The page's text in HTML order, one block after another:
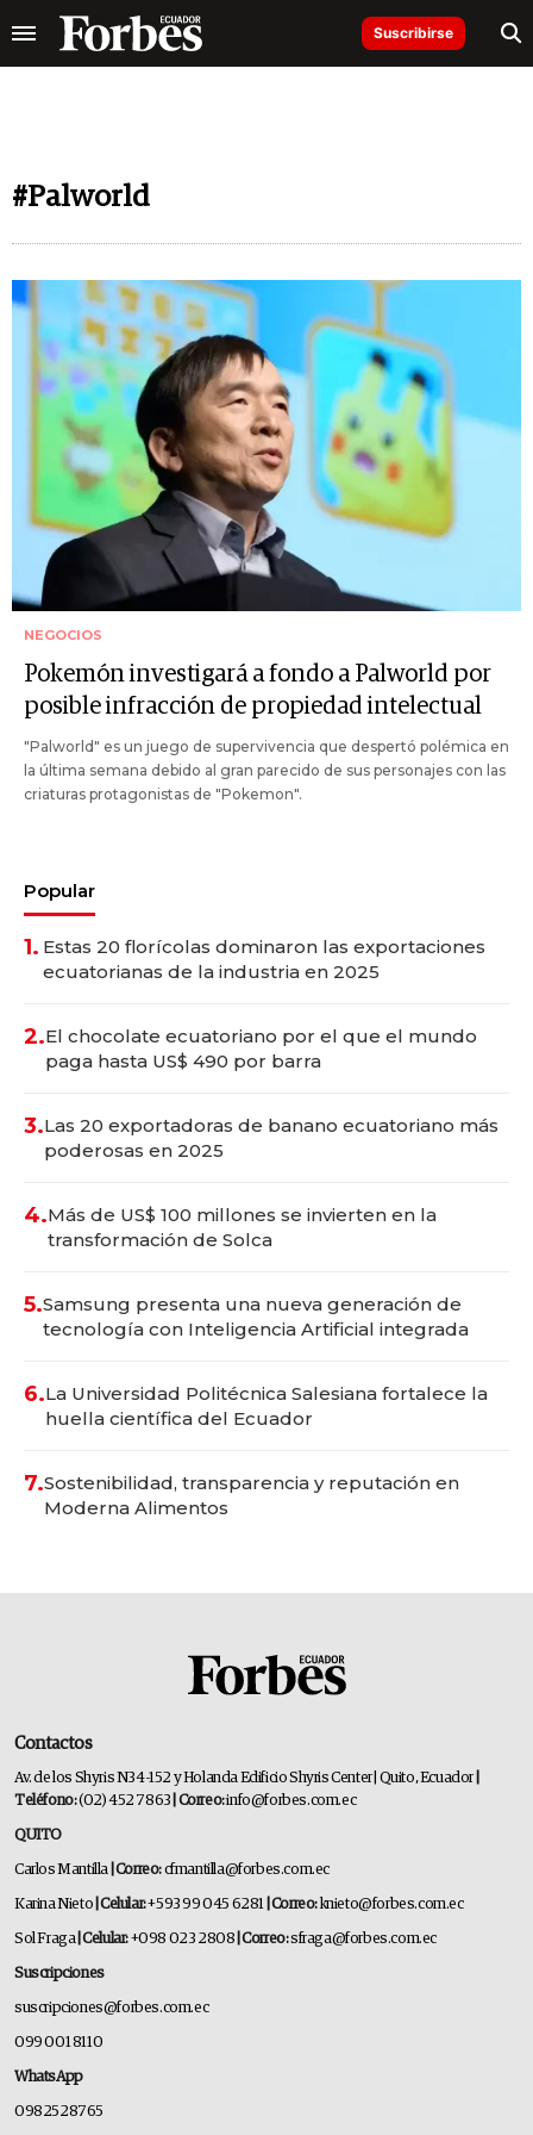
Suscribirse
#Palworld
NEGOCIOS
Pokemón investigará a fondo a Palworld por
posible infracción de propiedad intelectual
"Palworld" es un juego de supervivencia que despertó polémica en
la última semana debido al gran parecido de sus personajes con las
criaturas protagonistas de "Pokemon".
Popular
1. Estas 20 florícolas dominaron las exportaciones
ecuatorianas de la industria en 2025
2.El chocolate ecuatoriano por el que el mundo
paga hasta US$ 490 por barra
3.Las 20 exportadoras de banano ecuatoriano más
poderosas en 2025
4.Más de US$ 100 millones se invierten en la
transformación de Solca
5.Samsung presenta una nueva generación de
tecnología con Inteligencia Artificial integrada
6.La Universidad Politécnica Salesiana fortalece la
huella científica del Ecuador
7.Sostenibilidad, transparencia y reputación en
Moderna Alimentos
Contactos
Av. de los Shyris N34-152 y Holanda Edificio Shyris Center | Quito, Ecuador
Teléfono:(02) 452 7863 | Correo:info@forbes.com.ec
QUITO
Carlos Mantilla | Correo:cfmantilla@forbes.com.ec
Karina Nieto | Celular:+593 99 045 6281 | Correo: knieto@forbes.com.ec
Sol Fraga | Celular:+098 023 2808 | Correo:sfraga@forbes.com.ec
Suscripciones
suscripciones@forbes.com.ec
099 001 8110
WhatsApp
0982528765